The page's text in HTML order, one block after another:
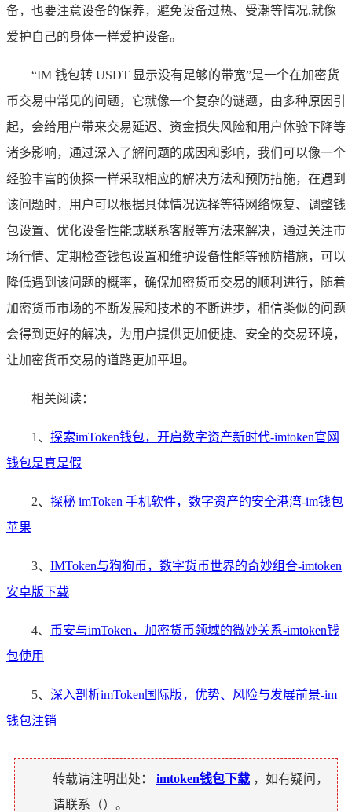
备，也要注意设备的保养，避免设备过热、受潮等情况,就像
爱护自己的身体一样爱护设备。
“IM 钱包转 USDT 显示没有足够的带宽”是一个在加密货
币交易中常见的问题，它就像一个复杂的谜题，由多种原因引
起，会给用户带来交易延迟、资金损失风险和用户体验下降等
诸多影响，通过深入了解问题的成因和影响，我们可以像一个
经验丰富的侦探一样采取相应的解决方法和预防措施，在遇到
该问题时，用户可以根据具体情况选择等待网络恢复、调整钱
包设置、优化设备性能或联系客服等方法来解决，通过关注市
场行情、定期检查钱包设置和维护设备性能等预防措施，可以
降低遇到该问题的概率，确保加密货币交易的顺利进行，随着
加密货币市场的不断发展和技术的不断进步，相信类似的问题
会得到更好的解决，为用户提供更加便捷、安全的交易环境，
让加密货币交易的道路更加平坦。
相关阅读：
1、 探索imToken钱包，开启数字资产新时代-imtoken官网
钱包是真是假
2、 探秘 imToken 手机软件，数字资产的安全港湾-im钱包
苹果
3、 IMToken与狗狗币，数字货币世界的奇妙组合-imtoken
安卓版下载
4、 币安与imToken，加密货币领域的微妙关系-imtoken钱
包使用
5、 深入剖析imToken国际版，优势、风险与发展前景-im
钱包注销
转载请注明出处： imtoken钱包下载 ，如有疑问，
请联系（）。